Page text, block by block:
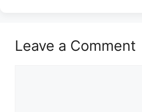
Leave a Comment